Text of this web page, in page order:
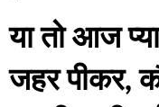
या तो आज
जहर पीकर,